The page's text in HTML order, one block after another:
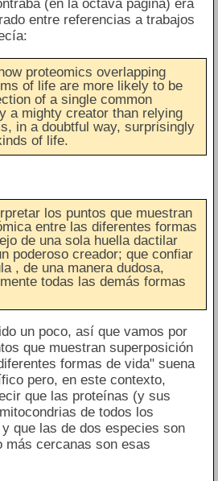
(en la octava página) era
entre referencias a trabajos
proteomics overlapping
of life are more likely to be
of a single common
a mighty creator than relying
in a doubtful way, surprisingly
of life.
los puntos que muestran
entre las diferentes formas
de una sola huella dactilar
poderoso creador; que confiar
, de una manera dudosa,
todas las demás formas
un poco, así que vamos por
que muestran superposición
formas de vida" suena
pero, en este contexto,
que las proteínas (y sus
de todos los
que las de dos especies son
más cercanas son esas